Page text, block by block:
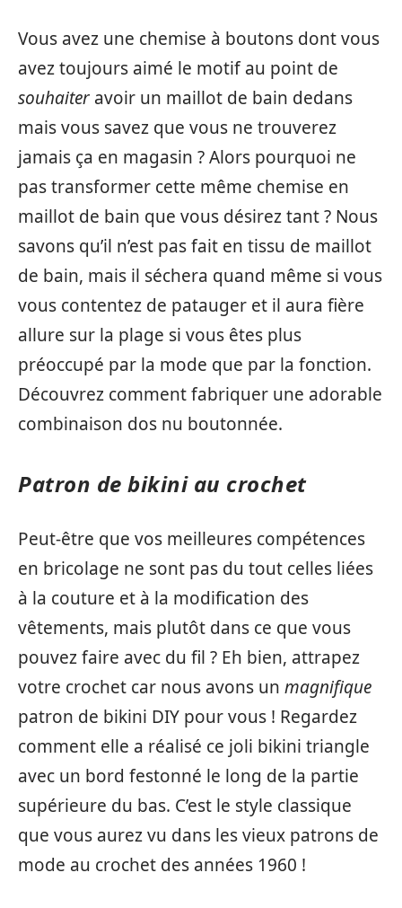
Vous avez une chemise à boutons dont vous
avez toujours aimé le motif au point de
souhaiter avoir un maillot de bain dedans
mais vous savez que vous ne trouverez
jamais ça en magasin ? Alors pourquoi ne
pas transformer cette même chemise en
maillot de bain que vous désirez tant ? Nous
savons qu’il n’est pas fait en tissu de maillot
de bain, mais il séchera quand même si vous
vous contentez de patauger et il aura fière
allure sur la plage si vous êtes plus
préoccupé par la mode que par la fonction.
Découvrez comment fabriquer une adorable
combinaison dos nu boutonnée.
Patron de bikini au crochet
Peut-être que vos meilleures compétences
en bricolage ne sont pas du tout celles liées
à la couture et à la modification des
vêtements, mais plutôt dans ce que vous
pouvez faire avec du fil ? Eh bien, attrapez
votre crochet car nous avons un magnifique
patron de bikini DIY pour vous ! Regardez
comment elle a réalisé ce joli bikini triangle
avec un bord festonné le long de la partie
supérieure du bas. C’est le style classique
que vous aurez vu dans les vieux patrons de
mode au crochet des années 1960 !